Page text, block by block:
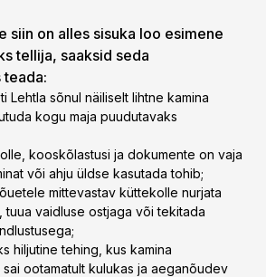
siin on alles sisuka loo esimene
tellija, saaksid seda
Lehtla sõnul näiliselt lihtne kamina
kogu maja puudutavaks
kooskõlastusi ja dokumente on vaja
või ahju üldse kasutada tohib;
mittevastav küttekolle nurjata
tuua vaidluse ostjaga või tekitada
hiljutine tehing, kus kamina
sai ootamatult kulukas ja aeganõudev